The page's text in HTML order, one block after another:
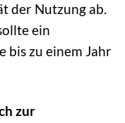
der Nutzung ab.
ein
bis zu einem Jahr
zur